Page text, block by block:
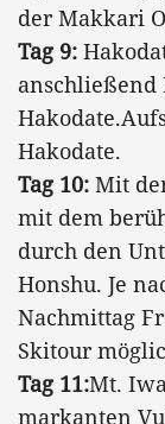
der Makkari
Tag 9:
anschließend
Hakodate.
Tag 10: Mit
mit dem
durch den
Honshu. Je
Nachmittag
Skitour
Tag 11:Mt.
markanten